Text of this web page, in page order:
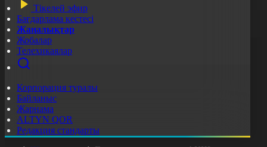
Тікелей эфир
Бағдарлама кестесі
Жаңалықтар
Жобалар
Телехикаялар
Корпорация туралы
Байланыс
Жарнама
ALTYN QOR
Редакция стандарты